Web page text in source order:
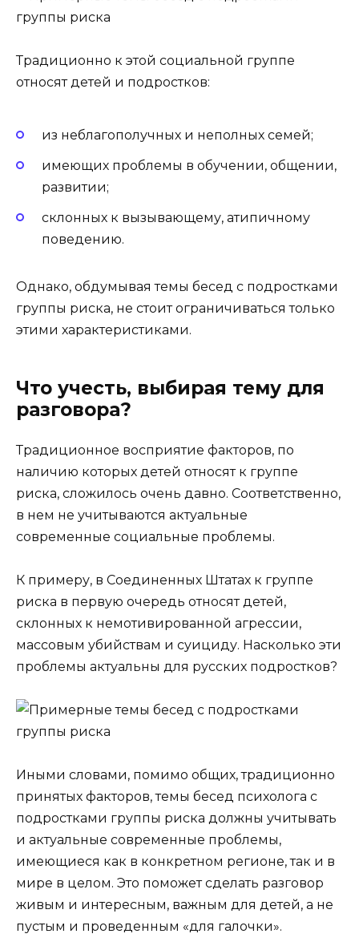
Традиционно к этой социальной группе
относят детей и подростков:
из неблагополучных и неполных семей;
имеющих проблемы в обучении, общении,
развитии;
склонных к вызывающему, атипичному
поведению.
Однако, обдумывая темы бесед с подростками
группы риска, не стоит ограничиваться только
этими характеристиками.
Что учесть, выбирая тему для
разговора?
Традиционное восприятие факторов, по
наличию которых детей относят к группе
риска, сложилось очень давно. Соответственно,
в нем не учитываются актуальные
современные социальные проблемы.
К примеру, в Соединенных Штатах к группе
риска в первую очередь относят детей,
склонных к немотивированной агрессии,
массовым убийствам и суициду. Насколько эти
проблемы актуальны для русских подростков?
Иными словами, помимо общих, традиционно
принятых факторов, темы бесед психолога с
подростками группы риска должны учитывать
и актуальные современные проблемы,
имеющиеся как в конкретном регионе, так и в
мире в целом. Это поможет сделать разговор
живым и интересным, важным для детей, а не
пустым и проведенным «для галочки».